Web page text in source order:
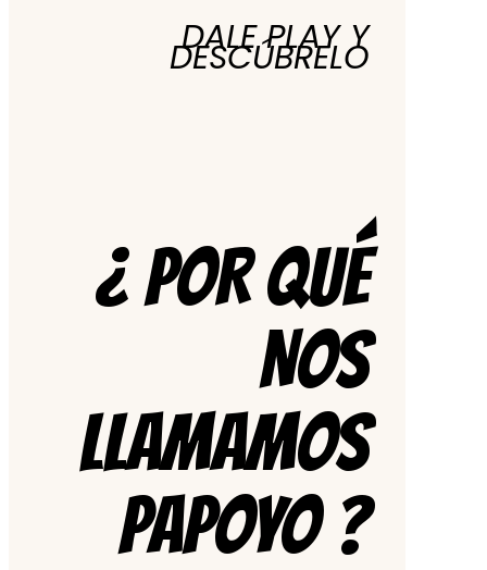
DALE PLAY Y
DESCÚBRELO
¿ POR QUÉ
NOS
LLAMAMOS
PAPOYO ?